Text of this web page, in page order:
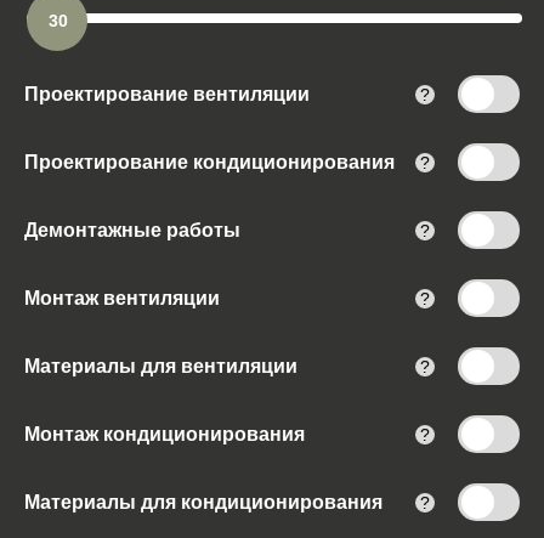
30
Проектирование вентиляции ?
Проектирование кондиционирования ?
Демонтажные работы ?
Монтаж вентиляции ?
Материалы для вентиляции ?
Монтаж кондиционирования ?
Материалы для кондиционирования ?